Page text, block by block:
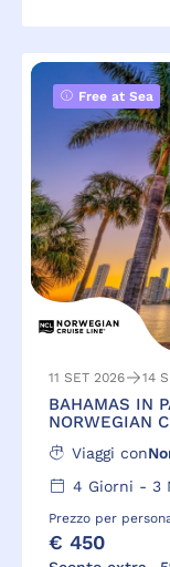
Free at Sea
11 SET 2026 14
BAHAMAS IN
NORWEGIAN
Viaggi con
4 Giorni - 3
Prezzo per
€ 450